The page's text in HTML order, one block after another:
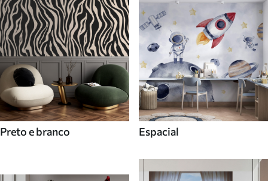
Preto e branco Espacial